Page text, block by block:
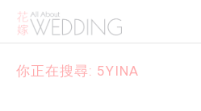
你正在搜尋: 5YINA